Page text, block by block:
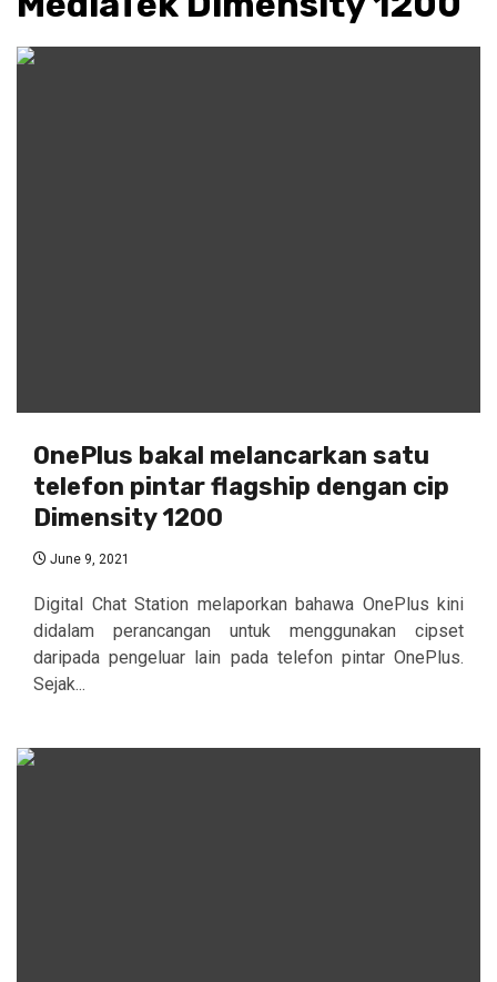
OnePlus bakal melancarkan satu
telefon pintar flagship dengan cip
Dimensity 1200
June 9, 2021
Digital Chat Station melaporkan bahawa OnePlus kini
didalam perancangan untuk menggunakan cipset
daripada pengeluar lain pada telefon pintar OnePlus.
Sejak...